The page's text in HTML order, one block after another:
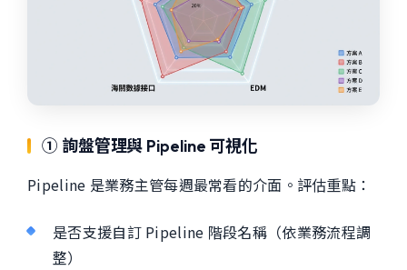
① 詢盤管理與 Pipeline 可視化
Pipeline 是業務主管每週最常看的介面。評估重點：
是否支援自訂 Pipeline 階段名稱（依業務流程調
整）